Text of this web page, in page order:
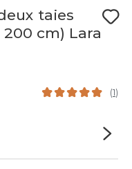
taies
cm) Lara
(1)